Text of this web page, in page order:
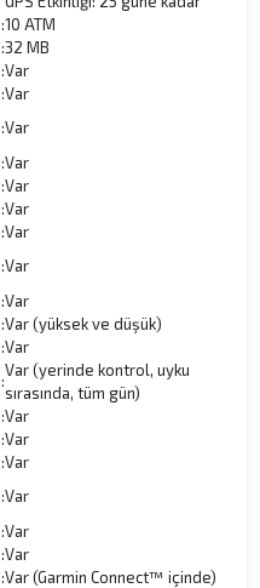
:10 ATM
:32 MB
:Var
:Var
:Var
:Var
:Var
:Var
:Var
:Var
:Var
:Var (yüksek ve düşük)
:Var
:
Var (yerinde kontrol, uyku
sırasında, tüm gün)
:Var
:Var
:Var
:Var
:Var
:Var
:Var (Garmin Connect™ içinde)